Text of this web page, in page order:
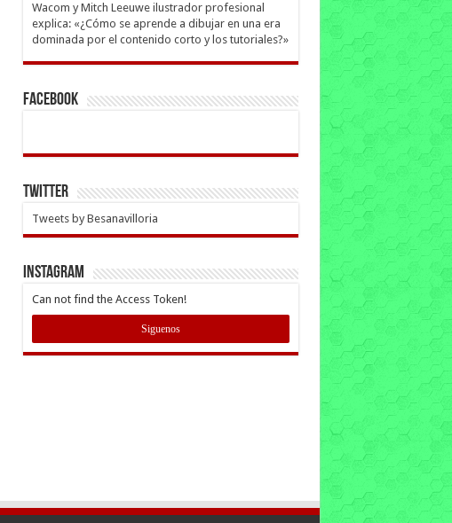
Wacom y Mitch Leeuwe ilustrador profesional
explica: «¿Cómo se aprende a dibujar en una era
dominada por el contenido corto y los tutoriales?»
Facebook
Twitter
Tweets by Besanavilloria
INSTAGRAM
Can not find the Access Token!
Siguenos